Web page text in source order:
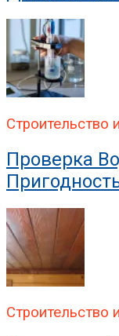
Строительство
Проверка
Строительство